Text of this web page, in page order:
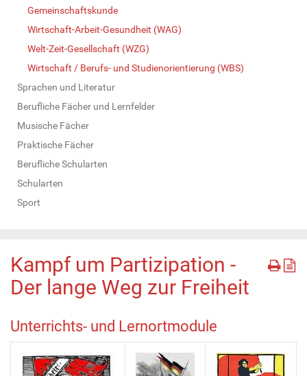
Gemeinschaftskunde
Wirtschaft-Arbeit-Gesundheit (WAG)
Welt-Zeit-Gesellschaft (WZG)
Wirtschaft / Berufs- und Studienorientierung (WBS)
Sprachen und Literatur
Berufliche Fächer und Lernfelder
Musische Fächer
Praktische Fächer
Berufliche Schularten
Schularten
Sport
Kampf um Partizipation -
Der lange Weg zur Freiheit
Unterrichts- und Lernortmodule